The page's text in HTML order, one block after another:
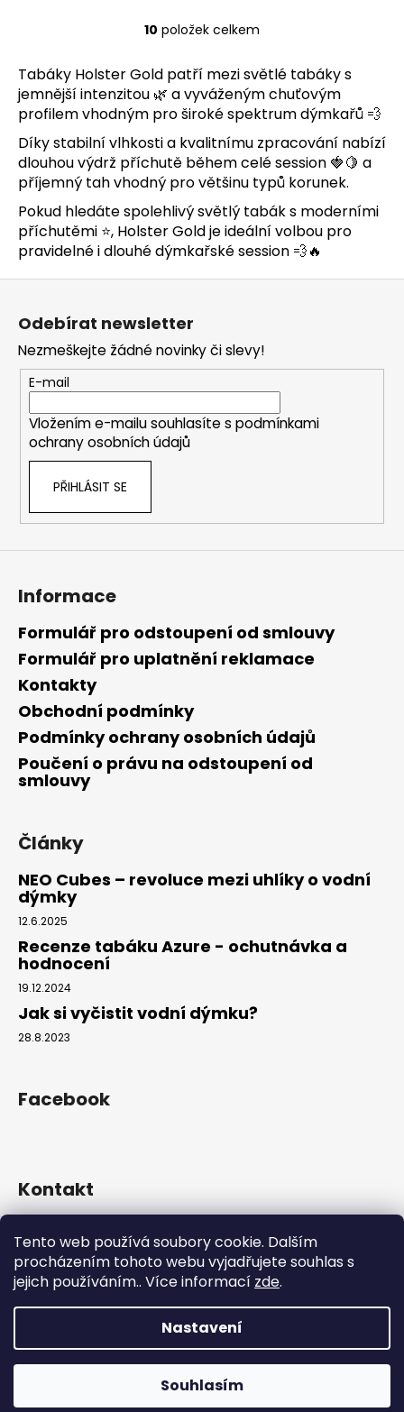
Tento web používá soubory cookie. Dalším
procházením tohoto webu vyjadřujete souhlas s
jejich používáním.. Více informací zde.
Nastavení
Souhlasím
O
l
á
d
a
c
í
r
v
k
y
i
s
u
10 položek celkem
Tabáky Holster Gold patří mezi světlé tabáky s
jemnější intenzitou 🌿 a vyváženým chuťovým
profilem vhodným pro široké spektrum dýmkařů 💨
Díky stabilní vlhkosti a kvalitnímu zpracování nabízí
dlouhou výdrž příchutě během celé session 🍓🍋 a
příjemný tah vhodný pro většinu typů korunek.
Pokud hledáte spolehlivý světlý tabák s moderními
příchutěmi ⭐, Holster Gold je ideální volbou pro
pravidelné i dlouhé dýmkařské session 💨🔥
Odebírat newsletter
Nezmeškejte žádné novinky či slevy!
E-mail
Vložením e-mailu souhlasíte s podmínkami
ochrany osobních údajů
PŘIHLÁSIT SE
Informace
Formulář pro odstoupení od smlouvy
Formulář pro uplatnění reklamace
Kontakty
Obchodní podmínky
Podmínky ochrany osobních údajů
Poučení o právu na odstoupení od
smlouvy
Články
NEO Cubes – revoluce mezi uhlíky o vodní
dýmky
12.6.2025
Recenze tabáku Azure - ochutnávka a
hodnocení
19.12.2024
Jak si vyčistit vodní dýmku?
28.8.2023
Facebook
Kontakt
+420 739 522 572
hookah_gang.cz/
Copyright 2026Hookah Gang. Všechna práva vyhrazena.